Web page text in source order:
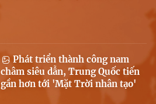
Phát triển thành công nam
châm siêu dẫn, Trung Quốc tiến
gần hơn tới 'Mặt Trời nhân tạo'